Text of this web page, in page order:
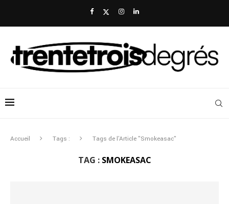
Accueil Tags : Tags de l'Article "Smokeasac"
TAG : SMOKEASAC